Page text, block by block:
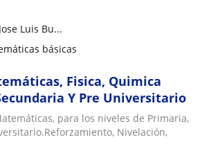
Luis Bu...
básicas
Fisica, Quimica
Y Pre Universitario
para los niveles de Primaria,
Nivelación,